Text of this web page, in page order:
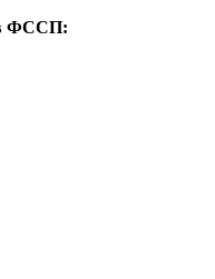
в ФССП: